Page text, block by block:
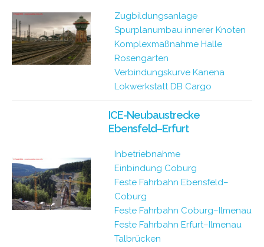
Zugbildungsanlage
Spurplanumbau innerer Knoten
Komplexmaßnahme Halle
Rosengarten
Verbindungskurve Kanena
Lokwerkstatt DB Cargo
ICE-Neubaustrecke
Ebensfeld–Erfurt
Inbetriebnahme
Einbindung Coburg
Feste Fahrbahn Ebensfeld–
Coburg
Feste Fahrbahn Coburg–Ilmenau
Feste Fahrbahn Erfurt–Ilmenau
Talbrücken